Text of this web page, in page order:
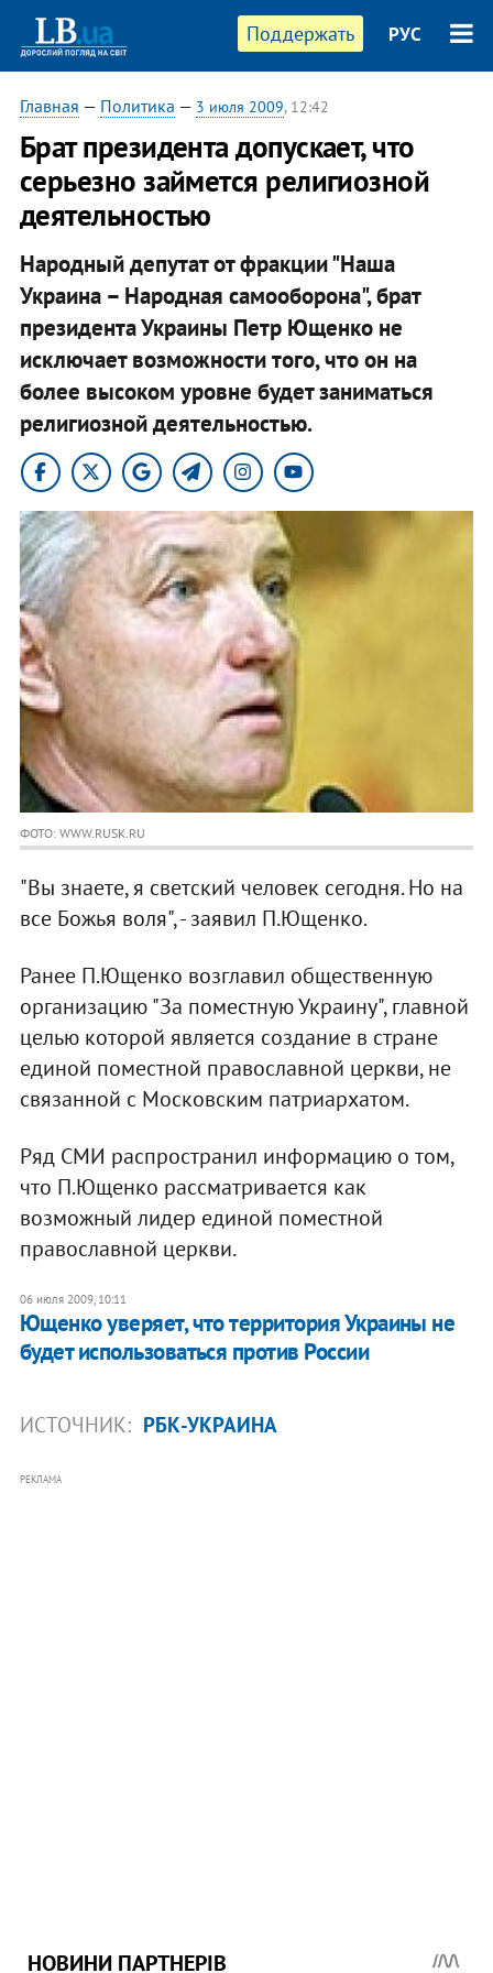
Поддержать РУС
Главная — Политика — 3 июля 2009, 12:42
Брат президента допускает, что
серьезно займется религиозной
деятельностью
Народный депутат от фракции "Наша
Украина – Народная самооборона", брат
президента Украины Петр Ющенко не
исключает возможности того, что он на
более высоком уровне будет заниматься
религиозной деятельностью.
ФОТО: WWW.RUSK.RU
"Вы знаете, я светский человек сегодня. Но на
все Божья воля", - заявил П.Ющенко.
Ранее П.Ющенко возглавил общественную
организацию "За поместную Украину", главной
целью которой является создание в стране
единой поместной православной церкви, не
связанной с Московским патриархатом.
Ряд СМИ распространил информацию о том,
что П.Ющенко рассматривается как
возможный лидер единой поместной
православной церкви.
06 июля 2009, 10:11
Ющенко уверяет, что территория Украины не
будет использоваться против России
ИСТОЧНИК: РБК-УКРАИНА
РЕКЛАМА